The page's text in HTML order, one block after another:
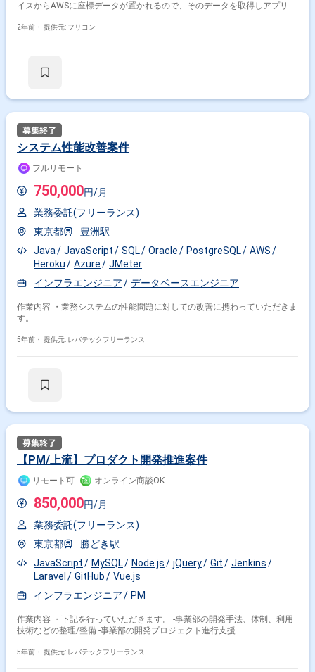
イスからAWSに座標データが置かれるので、そのデータを取得しアプリ上
2年前・ 提供元: フリコン
システム性能改善案件
フルリモート
750,000円/月
業務委託(フリーランス)
東京都
豊洲駅
Java
JavaScript SQL Oracle PostgreSQL
AWS
Heroku
Azure
JMeter
インフラエンジニア
データベースエンジニア
作業内容 ・業務システムの性能問題に対しての改善に携わっていただきま
す。
5年前・ 提供元: レバテックフリーランス
【PM/上流】プロダクト開発推進案件
リモート可 オンライン商談OK
850,000円/月
業務委託(フリーランス)
東京都
勝どき駅
JavaScript
MySQL Node.js jQuery Git
Jenkins
Laravel
GitHub
Vue.js
インフラエンジニア
PM
作業内容 ・下記を行っていただきます。 -事業部の開発手法、体制、利用
技術などの整理/整備 -事業部の開発プロジェクト進行支援
5年前・ 提供元: レバテックフリーランス